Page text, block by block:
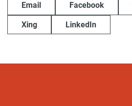
Email Facebook
Xing LinkedIn